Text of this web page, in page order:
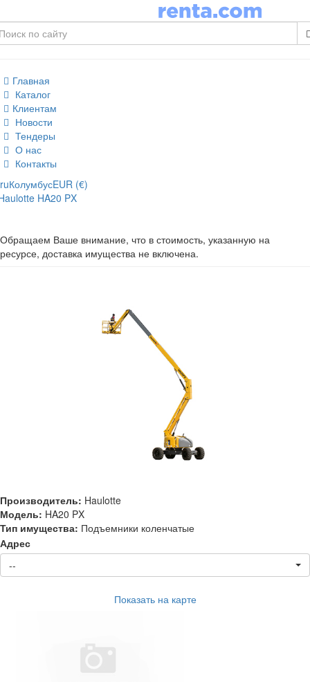
Главная
Каталог
Клиентам
Новости
Тендеры
О нас
Контакты
ruКолумбусEUR (€)
HA20 PX
Обращаем Ваше внимание, что в стоимость, указанную на
ресурсе, доставка имущества не включена.
Производитель: Haulotte
Модель: HA20 PX
Тип имущества: Подъемники коленчатые
Адрес
--
Показать на карте